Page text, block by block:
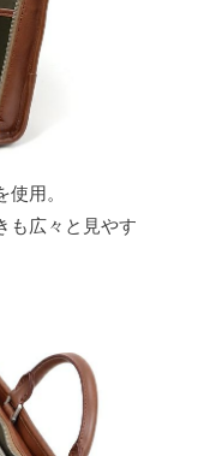
用。
も広々と見やす